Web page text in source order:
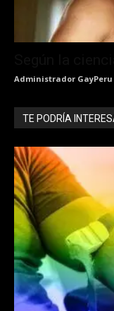
Administrador GayPeru
TE PODRÍA